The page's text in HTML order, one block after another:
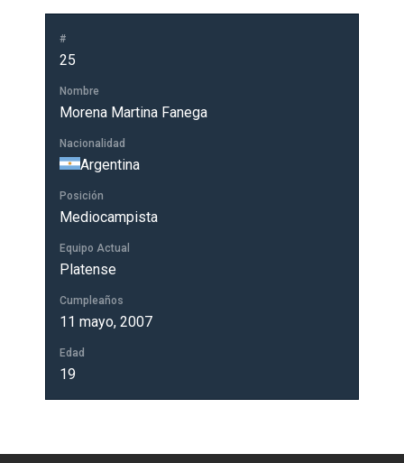
#
25
Nombre
Morena Martina Fanega
Nacionalidad
Argentina
Posición
Mediocampista
Equipo Actual
Platense
Cumpleaños
11 mayo, 2007
Edad
19